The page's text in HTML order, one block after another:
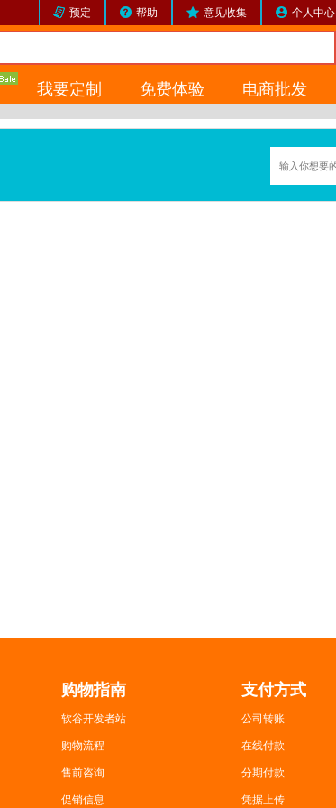
个人中心
意见收集
帮助
预定
我要定制 免费体验 电商批发
购物指南
软谷开发者站
购物流程
售前咨询
促销信息
支付方式
公司转账
在线付款
分期付款
凭据上传